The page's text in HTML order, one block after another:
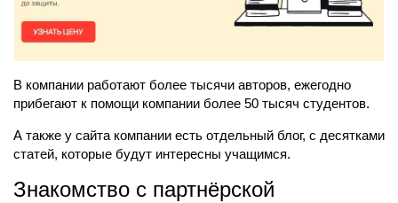
В компании работают более тысячи авторов, ежегодно
прибегают к помощи компании более 50 тысяч студентов.
А также у сайта компании есть отдельный блог, с десятками
статей, которые будут интересны учащимся.
Знакомство с партнёрской